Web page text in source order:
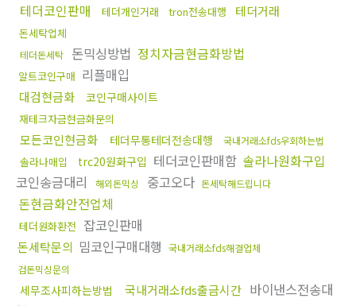
테더코인판매 테더개인거래 tron전송대행 테더거래
돈세탁업체
테더돈세탁 돈믹싱방법 정치자금현금화방법
알트코인구매 리플매입
대검현금화 코인구매사이트
재테크자금현금화문의
모든코인현금화 테더무통테더전송대행 국내거래소fds우회하는법
솔라나매입 trc20원화구입 테더코인판매함 솔라나원화구입
코인송금대리
해외돈믹싱 중고오다 돈세탁해드립니다
돈현금화안전업체
테더원화환전 잡코인판매
돈세탁문의 밈코인구매대행 국내거래소fds해결업체
검돈믹싱문의
세무조사피하는방법 국내거래소fds출금시간 바이낸스전송대